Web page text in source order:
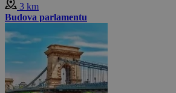
3 km
Budova parlamentu